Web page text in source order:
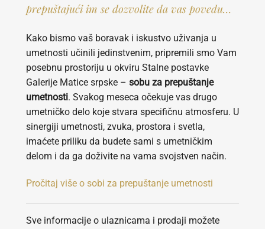
prepuštajući im se dozvolite da vas povedu…
Kako bismo vaš boravak i iskustvo uživanja u
umetnosti učinili jedinstvenim, pripremili smo Vam
posebnu prostoriju u okviru Stalne postavke
Galerije Matice srpske – sobu za prepuštanje
umetnosti. Svakog meseca očekuje vas drugo
umetničko delo koje stvara specifičnu atmosferu. U
sinergiji umetnosti, zvuka, prostora i svetla,
imaćete priliku da budete sami s umetničkim
delom i da ga doživite na vama svojstven način.
Pročitaj više o sobi za prepuštanje umetnosti
Sve informacije o ulaznicama i prodaji možete